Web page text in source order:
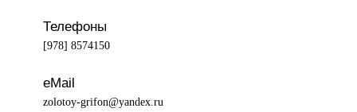
Телефоны
[978] 8574150
eMail
zolotoy-grifon@yandex.ru